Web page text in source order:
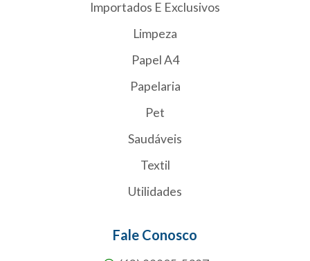
Importados E Exclusivos
Limpeza
Papel A4
Papelaria
Pet
Saudáveis
Textil
Utilidades
Fale Conosco